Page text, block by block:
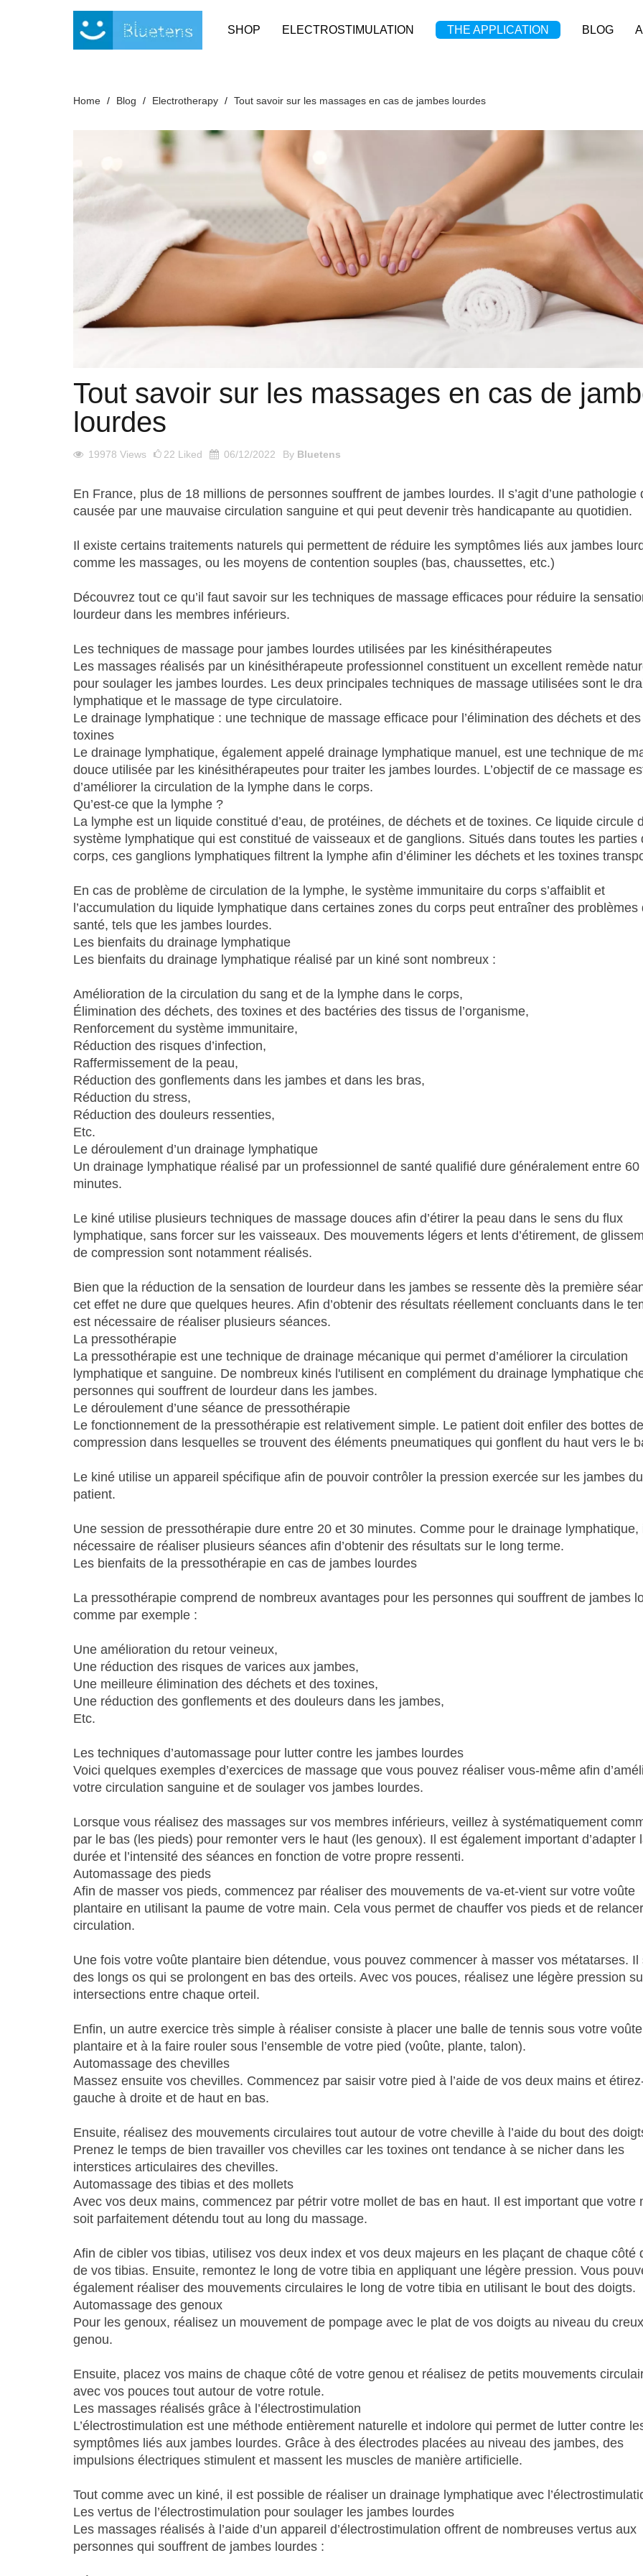
SHOP ELECTROSTIMULATION THE APPLICATION BLOG
Home Blog Electrotherapy Tout savoir sur les massages en cas de jambes lourdes
Tout savoir sur les massages en cas de
lourdes
19978 Views 22 Liked 06/12/2022 By Bluetens
En France, plus de 18 millions de personnes souffrent de jambes lourdes. Il s’agit d’une pathologie
causée par une mauvaise circulation sanguine et qui peut devenir très handicapante au quotidien.
Il existe certains traitements naturels qui permettent de réduire les symptômes liés aux jambes
comme les massages, ou les moyens de contention souples (bas, chaussettes, etc.)
Découvrez tout ce qu’il faut savoir sur les techniques de massage efficaces pour réduire la
lourdeur dans les membres inférieurs.
Les techniques de massage pour jambes lourdes utilisées par les kinésithérapeutes
Les massages réalisés par un kinésithérapeute professionnel constituent un excellent remède
pour soulager les jambes lourdes. Les deux principales techniques de massage utilisées sont le
lymphatique et le massage de type circulatoire.
Le drainage lymphatique : une technique de massage efficace pour l’élimination des déchets et des
toxines
Le drainage lymphatique, également appelé drainage lymphatique manuel, est une technique de
douce utilisée par les kinésithérapeutes pour traiter les jambes lourdes. L’objectif de ce massage
d’améliorer la circulation de la lymphe dans le corps.
Qu’est-ce que la lymphe ?
La lymphe est un liquide constitué d’eau, de protéines, de déchets et de toxines. Ce liquide circule
système lymphatique qui est constitué de vaisseaux et de ganglions. Situés dans toutes les parties
corps, ces ganglions lymphatiques filtrent la lymphe afin d’éliminer les déchets et les toxines
En cas de problème de circulation de la lymphe, le système immunitaire du corps s’affaiblit et
l’accumulation du liquide lymphatique dans certaines zones du corps peut entraîner des problèmes
santé, tels que les jambes lourdes.
Les bienfaits du drainage lymphatique
Les bienfaits du drainage lymphatique réalisé par un kiné sont nombreux :
Amélioration de la circulation du sang et de la lymphe dans le corps,
Élimination des déchets, des toxines et des bactéries des tissus de l’organisme,
Renforcement du système immunitaire,
Réduction des risques d’infection,
Raffermissement de la peau,
Réduction des gonflements dans les jambes et dans les bras,
Réduction du stress,
Réduction des douleurs ressenties,
Etc.
Le déroulement d’un drainage lymphatique
Un drainage lymphatique réalisé par un professionnel de santé qualifié dure généralement entre 60
minutes.
Le kiné utilise plusieurs techniques de massage douces afin d’étirer la peau dans le sens du flux
lymphatique, sans forcer sur les vaisseaux. Des mouvements légers et lents d’étirement, de
de compression sont notamment réalisés.
Bien que la réduction de la sensation de lourdeur dans les jambes se ressente dès la première
cet effet ne dure que quelques heures. Afin d’obtenir des résultats réellement concluants dans le
est nécessaire de réaliser plusieurs séances.
La pressothérapie
La pressothérapie est une technique de drainage mécanique qui permet d’améliorer la circulation
lymphatique et sanguine. De nombreux kinés l'utilisent en complément du drainage lymphatique
personnes qui souffrent de lourdeur dans les jambes.
Le déroulement d’une séance de pressothérapie
Le fonctionnement de la pressothérapie est relativement simple. Le patient doit enfiler des bottes de
compression dans lesquelles se trouvent des éléments pneumatiques qui gonflent du haut vers le
Le kiné utilise un appareil spécifique afin de pouvoir contrôler la pression exercée sur les jambes du
patient.
Une session de pressothérapie dure entre 20 et 30 minutes. Comme pour le drainage lymphatique,
nécessaire de réaliser plusieurs séances afin d’obtenir des résultats sur le long terme.
Les bienfaits de la pressothérapie en cas de jambes lourdes
La pressothérapie comprend de nombreux avantages pour les personnes qui souffrent de jambes
comme par exemple :
Une amélioration du retour veineux,
Une réduction des risques de varices aux jambes,
Une meilleure élimination des déchets et des toxines,
Une réduction des gonflements et des douleurs dans les jambes,
Etc.
Les techniques d’automassage pour lutter contre les jambes lourdes
Voici quelques exemples d’exercices de massage que vous pouvez réaliser vous-même afin
votre circulation sanguine et de soulager vos jambes lourdes.
Lorsque vous réalisez des massages sur vos membres inférieurs, veillez à systématiquement
par le bas (les pieds) pour remonter vers le haut (les genoux). Il est également important d’adapter
durée et l’intensité des séances en fonction de votre propre ressenti.
Automassage des pieds
Afin de masser vos pieds, commencez par réaliser des mouvements de va-et-vient sur votre voûte
plantaire en utilisant la paume de votre main. Cela vous permet de chauffer vos pieds et de
circulation.
Une fois votre voûte plantaire bien détendue, vous pouvez commencer à masser vos métatarses. Il
des longs os qui se prolongent en bas des orteils. Avec vos pouces, réalisez une légère pression
intersections entre chaque orteil.
Enfin, un autre exercice très simple à réaliser consiste à placer une balle de tennis sous votre voûte
plantaire et à la faire rouler sous l’ensemble de votre pied (voûte, plante, talon).
Automassage des chevilles
Massez ensuite vos chevilles. Commencez par saisir votre pied à l’aide de vos deux mains et
gauche à droite et de haut en bas.
Ensuite, réalisez des mouvements circulaires tout autour de votre cheville à l’aide du bout des
Prenez le temps de bien travailler vos chevilles car les toxines ont tendance à se nicher dans les
interstices articulaires des chevilles.
Automassage des tibias et des mollets
Avec vos deux mains, commencez par pétrir votre mollet de bas en haut. Il est important que votre
soit parfaitement détendu tout au long du massage.
Afin de cibler vos tibias, utilisez vos deux index et vos deux majeurs en les plaçant de chaque côté
de vos tibias. Ensuite, remontez le long de votre tibia en appliquant une légère pression. Vous
également réaliser des mouvements circulaires le long de votre tibia en utilisant le bout des doigts.
Automassage des genoux
Pour les genoux, réalisez un mouvement de pompage avec le plat de vos doigts au niveau du
genou.
Ensuite, placez vos mains de chaque côté de votre genou et réalisez de petits mouvements
avec vos pouces tout autour de votre rotule.
Les massages réalisés grâce à l’électrostimulation
L’électrostimulation est une méthode entièrement naturelle et indolore qui permet de lutter contre
symptômes liés aux jambes lourdes. Grâce à des électrodes placées au niveau des jambes, des
impulsions électriques stimulent et massent les muscles de manière artificielle.
Tout comme avec un kiné, il est possible de réaliser un drainage lymphatique avec
Les vertus de l’électrostimulation pour soulager les jambes lourdes
Les massages réalisés à l’aide d’un appareil d’électrostimulation offrent de nombreuses vertus aux
personnes qui souffrent de jambes lourdes :
Cookies management panel